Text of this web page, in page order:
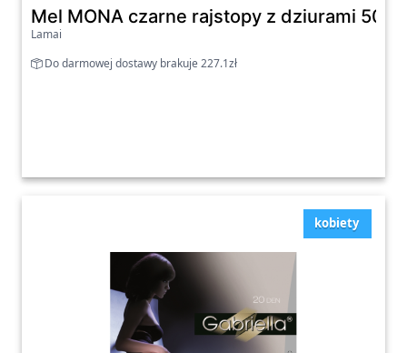
Mel MONA czarne rajstopy z dziurami 50
Lamai
Do darmowej dostawy brakuje 227.1zł
kobiety